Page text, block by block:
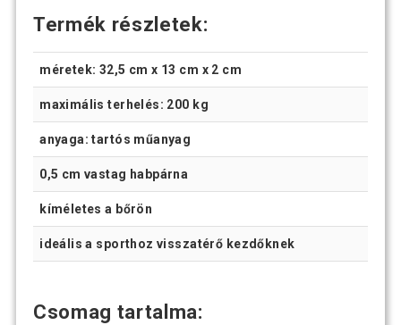
Termék részletek:
méretek: 32,5 cm x 13 cm x 2 cm
maximális terhelés: 200 kg
anyaga: tartós műanyag
0,5 cm vastag habpárna
kíméletes a bőrön
ideális a sporthoz visszatérő kezdőknek
Csomag tartalma: